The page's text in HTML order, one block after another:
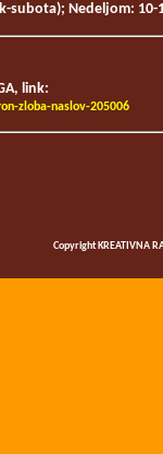
subota); Nedeljom: 10-
link:
zloba-naslov-205006
Copyright KREATIVNA